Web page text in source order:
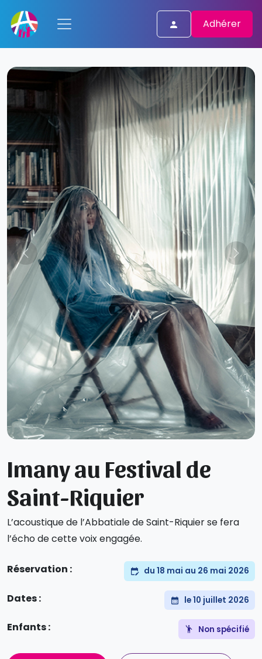
Adhérer
Imany au Festival de
Saint-Riquier
L’acoustique de l’Abbatiale de Saint-Riquier se fera
l’écho de cette voix engagée.
Réservation : du 18 mai au 26 mai 2026
Dates : le 10 juillet 2026
Enfants : Non spécifié